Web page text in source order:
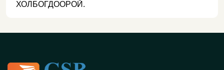
ХОЛБОГДООРОЙ.